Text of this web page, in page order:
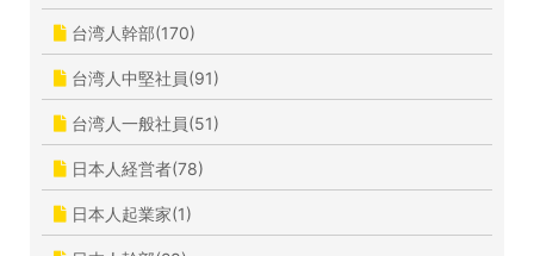
台湾人幹部(170)
台湾人中堅社員(91)
台湾人一般社員(51)
日本人経営者(78)
日本人起業家(1)